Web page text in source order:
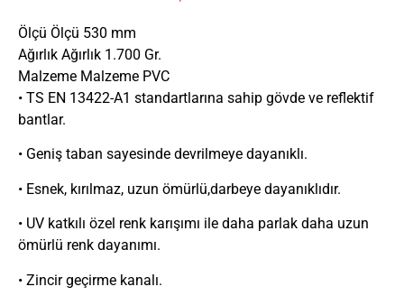
Ölçü Ölçü 530 mm
Ağırlık Ağırlık 1.700 Gr.
Malzeme Malzeme PVC
• TS EN 13422-A1 standartlarına sahip gövde ve reflektif
bantlar.
• Geniş taban sayesinde devrilmeye dayanıklı.
• Esnek, kırılmaz, uzun ömürlü,darbeye dayanıklıdır.
• UV katkılı özel renk karışımı ile daha parlak daha uzun
ömürlü renk dayanımı.
• Zincir geçirme kanalı.